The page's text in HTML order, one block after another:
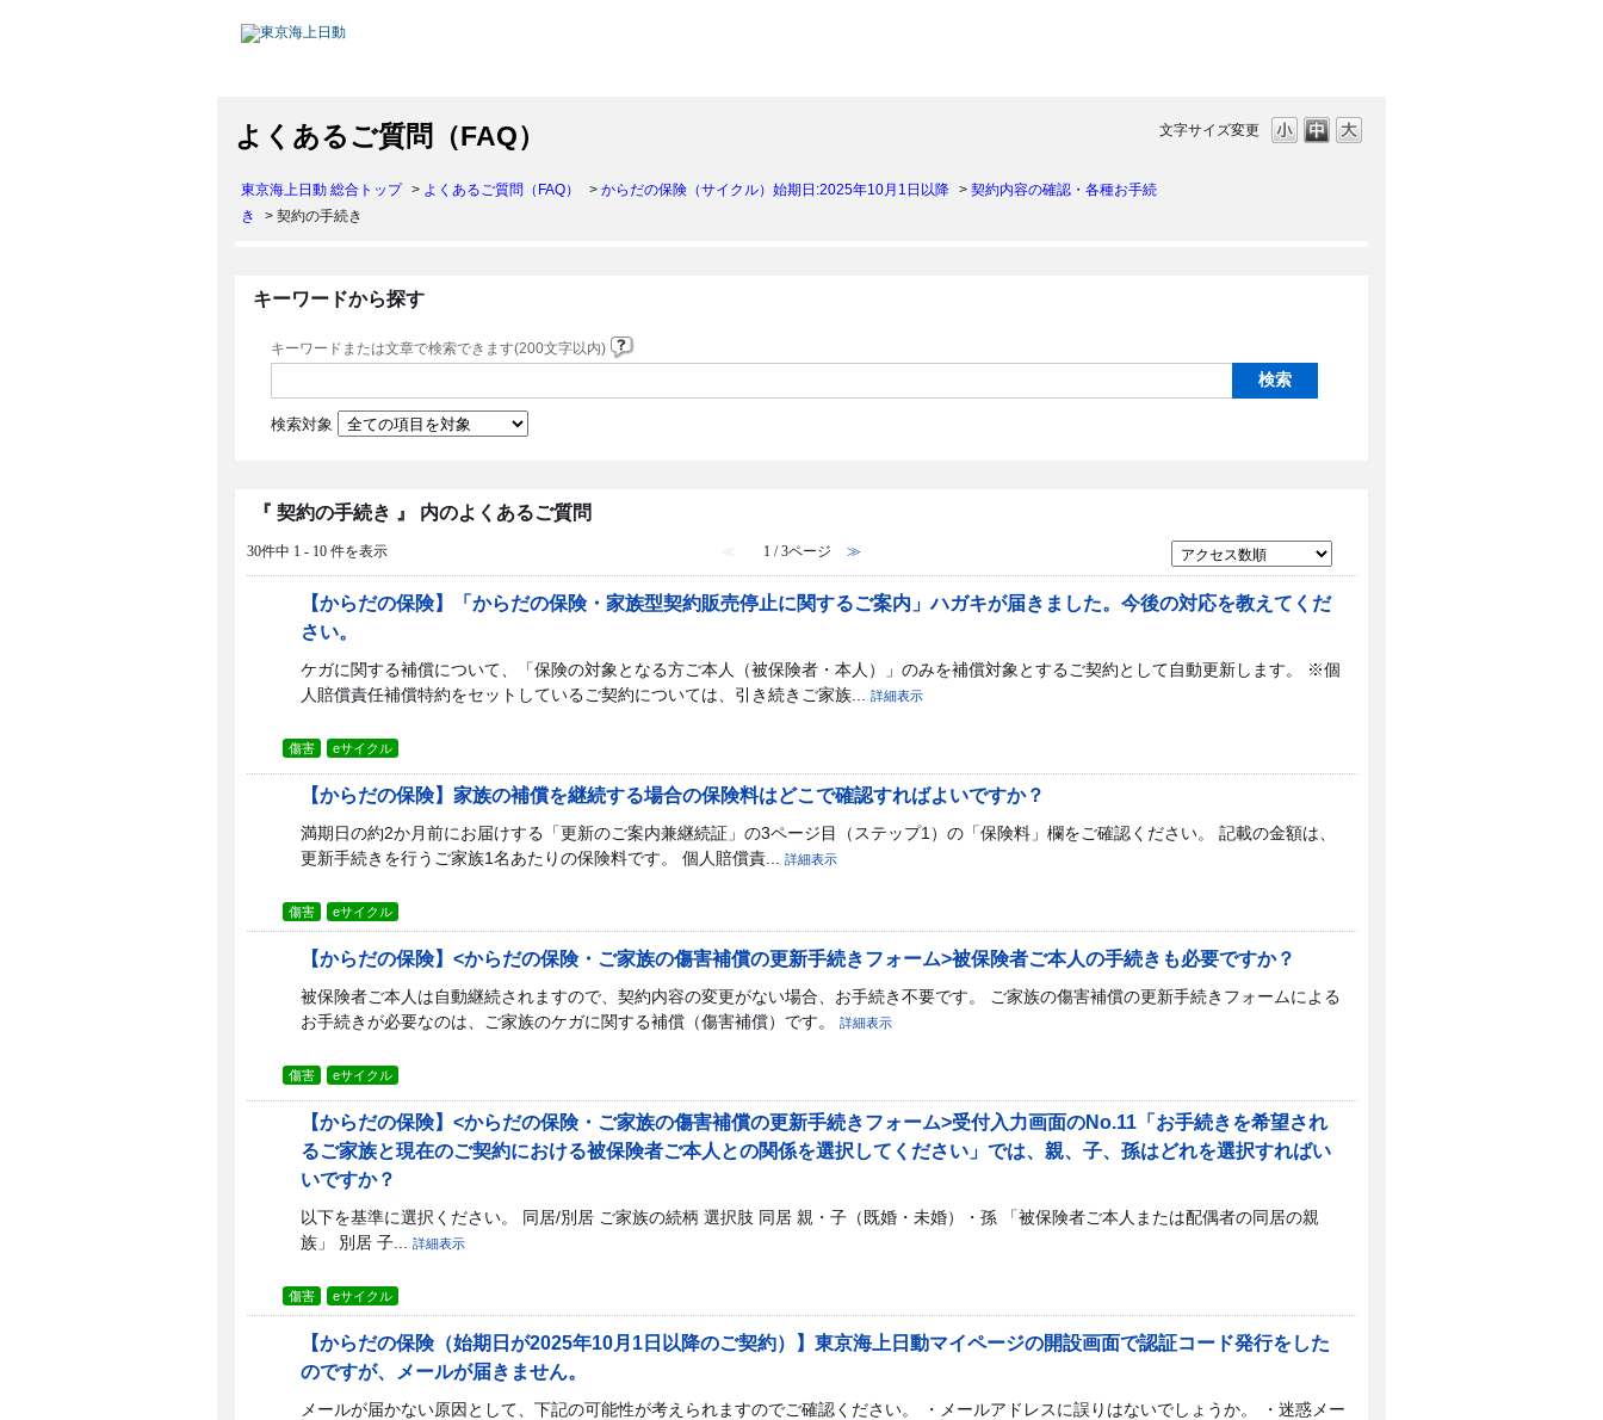
よくあるご質問（FAQ） 文字サイズ変更
東京海上日動 総合トップ > よくあるご質問（FAQ） > からだの保険（サイクル）始期日:2025年10月1日以降 > 契約内容の確認・各種お手続
き
> 契約の手続き
キーワードから探す
キーワードまたは文章で検索できます(200文字以内)
検索対象
『 契約の手続き 』 内のよくあるご質問
30件中 1 - 10 件を表示 ≪ 1 / 3ページ ≫
【からだの保険】「からだの保険・家族型契約販売停止に関するご案内」ハガキが届きました。今後の対応を教えてくだ
さい。
ケガに関する補償について、「保険の対象となる方ご本人（被保険者・本人）」のみを補償対象とするご契約として自動更新します。 ※個
人賠償責任補償特約をセットしているご契約については、引き続きご家族...
詳細表示
傷害 eサイクル
【からだの保険】家族の補償を継続する場合の保険料はどこで確認すればよいですか？
満期日の約2か月前にお届けする「更新のご案内兼継続証」の3ページ目（ステップ1）の「保険料」欄をご確認ください。 記載の金額は、
更新手続きを行うご家族1名あたりの保険料です。 個人賠償責...
詳細表示
傷害 eサイクル
【からだの保険】<からだの保険・ご家族の傷害補償の更新手続きフォーム>被保険者ご本人の手続きも必要ですか？
被保険者ご本人は自動継続されますので、契約内容の変更がない場合、お手続き不要です。 ご家族の傷害補償の更新手続きフォームによる
お手続きが必要なのは、ご家族のケガに関する補償（傷害補償）です。
詳細表示
傷害 eサイクル
【からだの保険】<からだの保険・ご家族の傷害補償の更新手続きフォーム>受付入力画面のNo.11「お手続きを希望され
るご家族と現在のご契約における被保険者ご本人との関係を選択してください」では、親、子、孫はどれを選択すればい
いですか？
以下を基準に選択ください。 同居/別居 ご家族の続柄 選択肢 同居 親・子（既婚・未婚）・孫 「被保険者ご本人または配偶者の同居の親
族」 別居 子...
詳細表示
傷害 eサイクル
【からだの保険（始期日が2025年10月1日以降のご契約）】東京海上日動マイページの開設画面で認証コード発行をした
のですが、メールが届きません。
メールが届かない原因として、下記の可能性が考えられますのでご確認ください。 ・メールアドレスに誤りはないでしょうか。 ・迷惑メー